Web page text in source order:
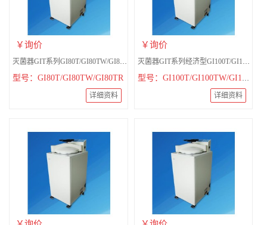
￥询价
灭菌器GIT系列GI80T/GI80TW/GI80TR经济型
型号：GI80T/GI80TW/GI80TR
详细资料
￥询价
灭菌器GIT系列经济型GI100T/GI100TW/GI100TR
型号：GI100T/GI100TW/GI100TR
详细资料